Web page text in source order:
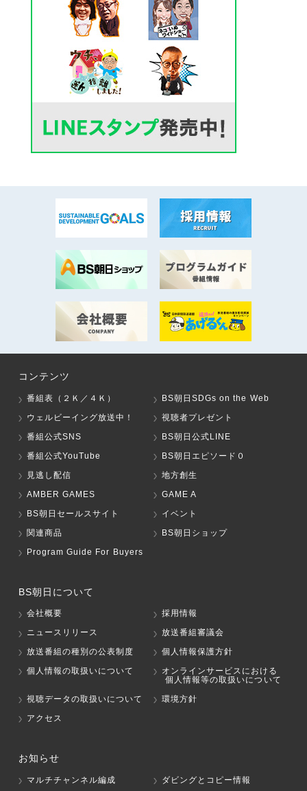
コンテンツ
番組表（２Ｋ／４Ｋ）
BS朝日SDGs on the Web
ウェルビーイング放送中！
視聴者プレゼント
番組公式SNS
BS朝日公式LINE
番組公式YouTube
BS朝日エピソード０
見逃し配信
地方創生
AMBER GAMES
GAME A
BS朝日セールスサイト
イベント
関連商品
BS朝日ショップ
Program Guide For Buyers
BS朝日について
会社概要
採用情報
ニュースリリース
放送番組審議会
放送番組の種別の公表制度
個人情報保護方針
個人情報の取扱いについて
オンラインサービスにおける
個人情報等の取扱いについて
視聴データの取扱いについて
環境方針
アクセス
お知らせ
マルチチャンネル編成 ダビングとコピー情報